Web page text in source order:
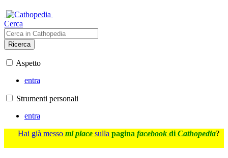
Cerca
Ricerca
Aspetto
entra
Strumenti personali
entra
Hai già messo mi piace sulla pagina facebook di Cathopedia?